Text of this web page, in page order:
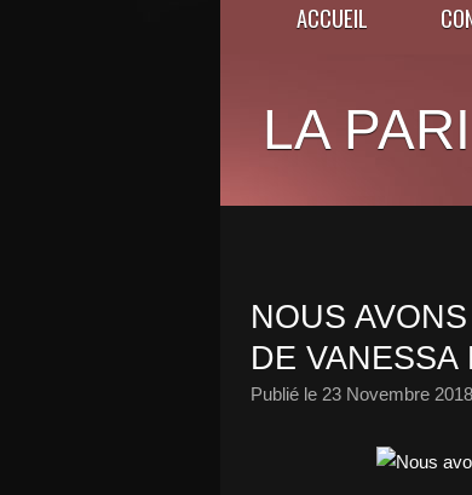
ACCUEIL
LA
NOUS
DE VANESSA
Publié le 23 Novembre 2018